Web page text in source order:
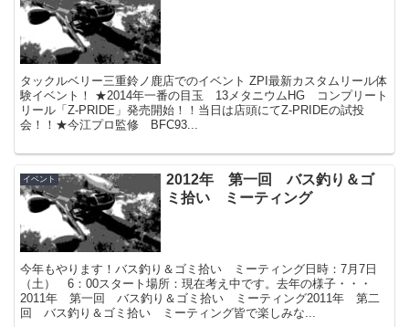
タックルベリー三重鈴ノ鹿店でのイベント ZPI最新カスタムリール体
験イベント！ ★2014年一番の目玉 13メタニウムHG コンプリート
リール「Z-PRIDE」発売開始！！当日は店頭にてZ-PRIDEの試投
会！！★今江プロ監修 BFC93...
イベント
2012年 第一回 バス釣り＆ゴ
ミ拾い ミーティング
今年もやります！バス釣り＆ゴミ拾い ミーティング日時：7月7日
（土） 6：00スタート場所：現在考え中です。去年の様子・・・
2011年 第一回 バス釣り＆ゴミ拾い ミーティング2011年 第二
回 バス釣り＆ゴミ拾い ミーティング皆で楽しみな...